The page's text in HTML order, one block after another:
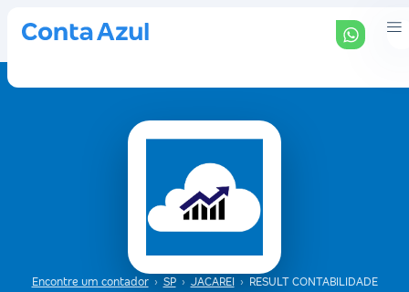
Encontre um contador › SP › JACAREI ›
RESULT CONTABILIDADE